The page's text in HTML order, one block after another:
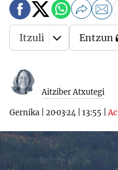
Aitziber Atxutegi
Gernika 20·03·24 13:55 |
Itzuli Entzun